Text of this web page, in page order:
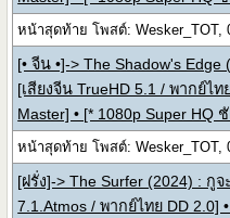
หน้าสุดท้าย โพสต์: Wesker_TOT,
[• จีน •]-> The Shadow's
[เสียงจีน TrueHD 5.1 / พากย์ไ
Master] • [* 1080p Super HQ
หน้าสุดท้าย โพสต์: Wesker_TOT,
[ฝรั่ง]-> The Surfer (2024) : กู
7.1.Atmos / พากย์ไทย DD 2.0]